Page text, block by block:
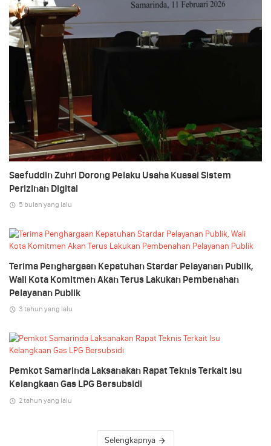
Saefuddin Zuhri Dorong Pelaku Usaha Kuasai Sistem
Perizinan Digital
5 bulan yang lalu
Terima Penghargaan Kepatuhan Stardar Pelayanan Publik,
Wali Kota Komitmen Akan Terus Lakukan Pembenahan
Pelayanan Publik
3 tahun yang lalu
Pemkot Samarinda Laksanakan Rapat Teknis Terkait Isu
Kelangkaan Gas LPG Bersubsidi
2 tahun yang lalu
Selengkapnya